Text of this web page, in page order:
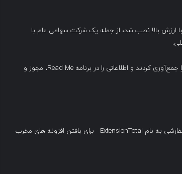
ارزش بالا نصب شد، از جمله یک شرکت سهامی عام با
از آنجایی که آزمایش قصد مخربی نداشت، تحلیلگران فقط اطلاعات شناسایی را جمع‌آوری کردند و اطلاعاتی را در برنامه Read Me، مجوز و
پس از آزمایش موفقیت‌آمیز، محققان تصمیم گرفتند با استفاده از یک ابزار سفارشی به نام ExtensionTotal برای یافتن افزونه های مخرب